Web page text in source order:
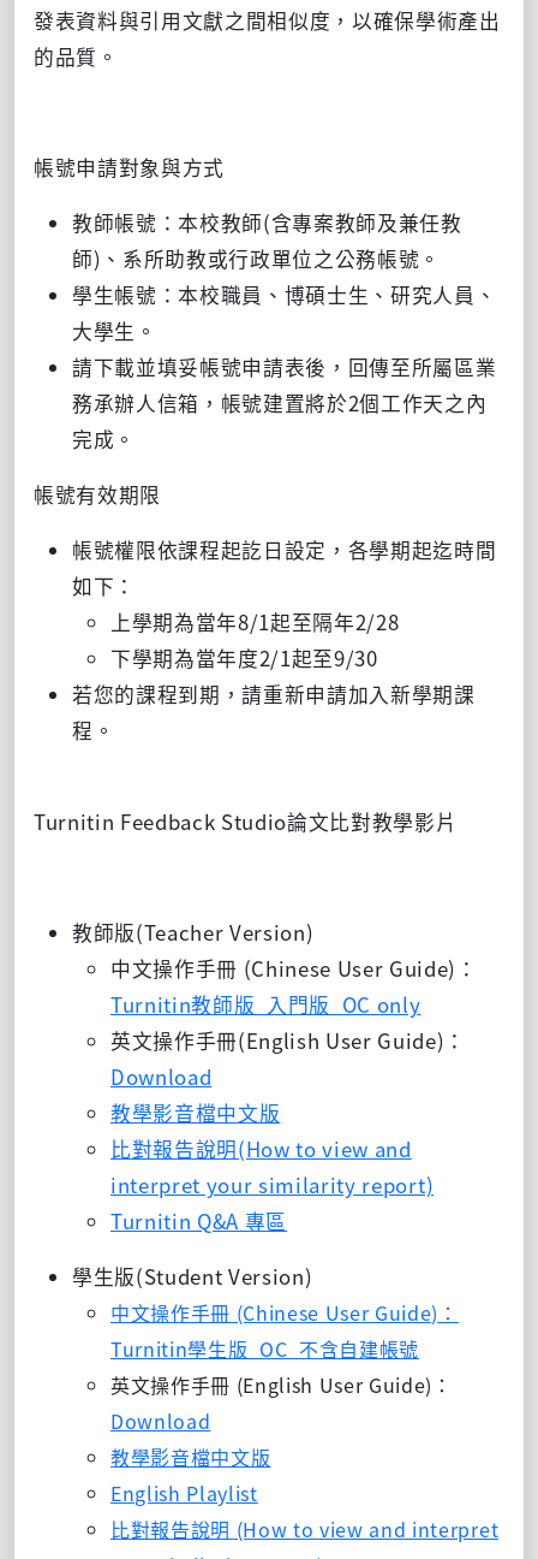
發表資料與引用文獻之間相似度，以確保學術產出
的品質。
帳號申請對象與方式
教師帳號：本校教師(含專案教師及兼任教
師)、系所助教或行政單位之公務帳號。
學生帳號：本校職員、博碩士生、研究人員、
大學生。
請下載並填妥帳號申請表後，回傳至所屬區業
務承辦人信箱，帳號建置將於2個工作天之內
完成。
帳號有效期限
帳號權限依課程起訖日設定，各學期起迄時間
如下：
上學期為當年8/1起至隔年2/28
下學期為當年度2/1起至9/30
若您的課程到期，請重新申請加入新學期課
程。
Turnitin Feedback Studio論文比對教學影片
教師版(Teacher Version)
中文操作手冊 (Chinese User Guide)：
Turnitin教師版_入門版_OC only
英文操作手冊(English User Guide)：
Download
教學影音檔中文版
比對報告說明(How to view and
interpret your similarity report)
Turnitin Q&A 專區
學生版(Student Version)
中文操作手冊 (Chinese User Guide)：
Turnitin學生版_OC_不含自建帳號
英文操作手冊 (English User Guide)：
Download
教學影音檔中文版
English Playlist
比對報告說明 (How to view and interpret